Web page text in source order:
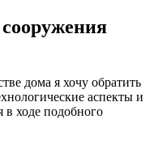
дома я хочу обратить
аспекты и
в ходе подобного